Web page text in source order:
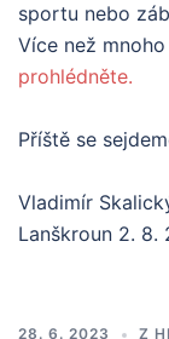
sportu nebo
Více než
prohlédněte.
Příště se
Vladimír
Lanškroun 2. 8.
28. 6. 2023 Z